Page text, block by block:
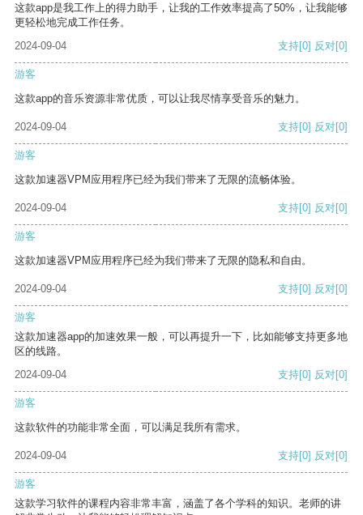
这款app是我工作上的得力助手，让我的工作效率提高了50%，让我能够
更轻松地完成工作任务。
2024-09-04
支持[0] 反对[0]
游客
这款app的音乐资源非常优质，可以让我尽情享受音乐的魅力。
2024-09-04 支持[0] 反对[0]
游客
这款加速器VPM应用程序已经为我们带来了无限的流畅体验。
2024-09-04 支持[0] 反对[0]
游客
这款加速器VPM应用程序已经为我们带来了无限的隐私和自由。
2024-09-04 支持[0] 反对[0]
游客
这款加速器app的加速效果一般，可以再提升一下，比如能够支持更多地
区的线路。
2024-09-04
支持[0] 反对[0]
游客
这款软件的功能非常全面，可以满足我所有需求。
2024-09-04 支持[0] 反对[0]
游客
这款学习软件的课程内容非常丰富，涵盖了各个学科的知识。老师的讲